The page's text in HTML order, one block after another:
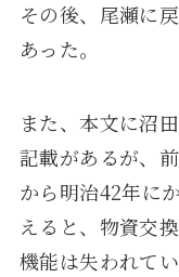
その後、尾瀬に
あった。
また、本文に沼
記載があるが、
から明治42年に
えると、物資交
機能は失われて